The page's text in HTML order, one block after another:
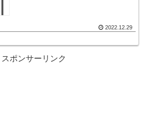
2022.12.29
スポンサーリンク